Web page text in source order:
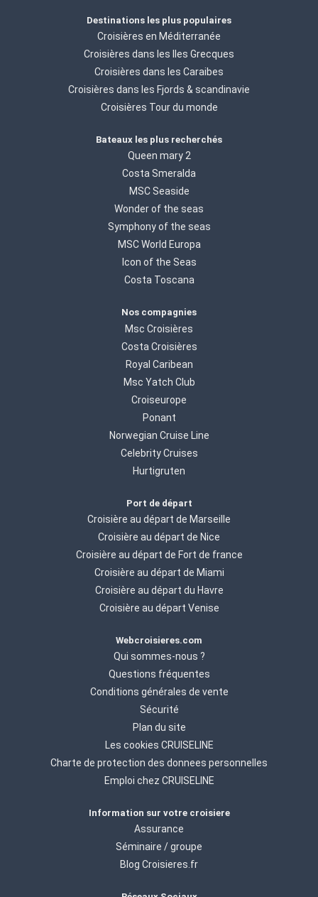
Destinations les plus populaires
Croisières en Méditerranée
Croisières dans les Iles Grecques
Croisières dans les Caraibes
Croisières dans les Fjords & scandinavie
Croisières Tour du monde
Bateaux les plus recherchés
Queen mary 2
Costa Smeralda
MSC Seaside
Wonder of the seas
Symphony of the seas
MSC World Europa
Icon of the Seas
Costa Toscana
Nos compagnies
Msc Croisières
Costa Croisières
Royal Caribean
Msc Yatch Club
Croiseurope
Ponant
Norwegian Cruise Line
Celebrity Cruises
Hurtigruten
Port de départ
Croisière au départ de Marseille
Croisière au départ de Nice
Croisière au départ de Fort de france
Croisière au départ de Miami
Croisière au départ du Havre
Croisière au départ Venise
Webcroisieres.com
Qui sommes-nous ?
Questions fréquentes
Conditions générales de vente
Sécurité
Plan du site
Les cookies CRUISELINE
Charte de protection des donnees personnelles
Emploi chez CRUISELINE
Information sur votre croisiere
Assurance
Séminaire / groupe
Blog Croisieres.fr